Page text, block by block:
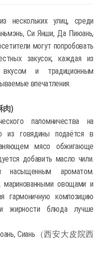
нескольких улиц, среди
Си Янши, Да Пиюань,
могут попробовать
закусок, каждая из
и традиционным
впечатления.
肉)
паломничества на
из говядины подаётся в
мясо обжигающе
добавить масло чили.
насыщенным ароматом.
маринованными овощами и
гармоничную композицию
жирности блюда лучше
Сиань（西安大皮院西